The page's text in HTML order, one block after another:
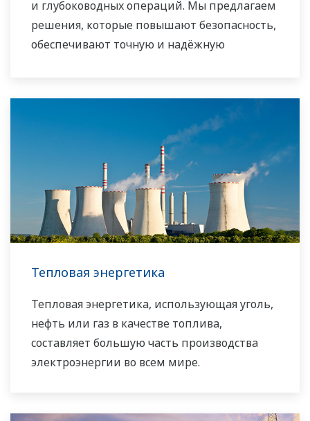
и глубоководных операций. Мы предлагаем
решения, которые повышают безопасность,
обеспечивают точную и надёжную
Тепловая энергетика
Тепловая энергетика, использующая уголь,
нефть или газ в качестве топлива,
составляет большую часть производства
электроэнергии во всем мире.